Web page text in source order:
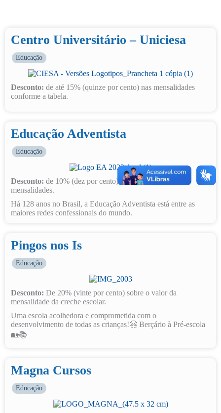
Centro Universitário – Uniciesa
Educação
Desconto: de até 15% (quinze por cento) nas mensalidades
conforme a tabela.
Educação Adventista
Educação
Desconto: de 10% (dez por cento) sobre o valor das
mensalidades.
Há 128 anos no Brasil, a Educação Adventista está entre as
maiores redes confessionais do mundo.
Pingos nos Is
Educação
Desconto: De 20% (vinte por cento) sobre o valor da
mensalidade da creche escolar.
Uma escola acolhedora e comprometida com o
desenvolvimento de todas as crianças!🤗 Berçário à Pré-escola
🏡📚
Magna Cursos
Educação